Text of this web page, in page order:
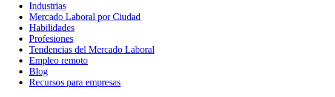
Industrias
Mercado Laboral por Ciudad
Habilidades
Profesiones
Tendencias del Mercado Laboral
Empleo remoto
Blog
Recursos para empresas